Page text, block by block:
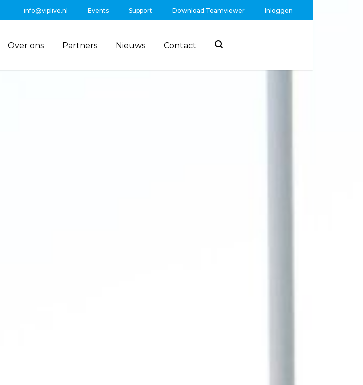
info@viplive.nl Events Support Download Teamviewer Inloggen
Over ons Partners Nieuws Contact